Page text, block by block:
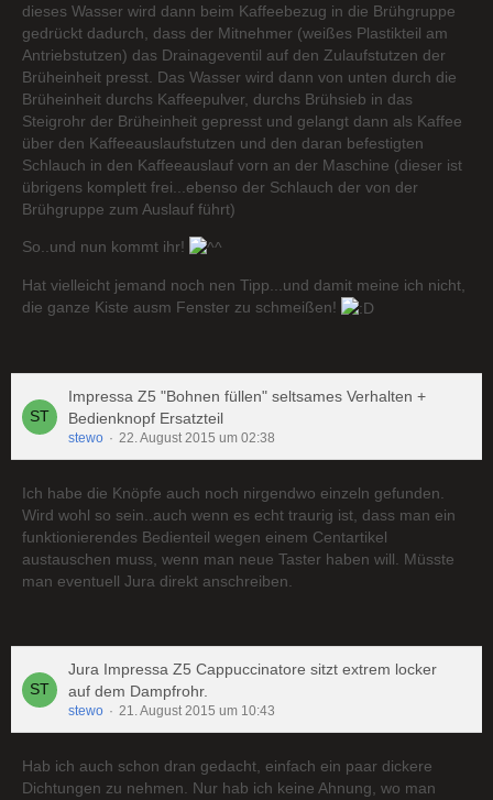
dieses Wasser wird dann beim Kaffeebezug in die Brühgruppe
gedrückt dadurch, dass der Mitnehmer (weißes Plastikteil am
Antriebstutzen) das Drainageventil auf den Zulaufstutzen der
Brüheinheit presst. Das Wasser wird dann von unten durch die
Brüheinheit durchs Kaffeepulver, durchs Brühsieb in das
Steigrohr der Brüheinheit gepresst und gelangt dann als Kaffee
über den Kaffeeauslaufstutzen und den daran befestigten
Schlauch in den Kaffeeauslauf vorn an der Maschine (dieser ist
übrigens komplett frei...ebenso der Schlauch der von der
Brühgruppe zum Auslauf führt)
So..und nun kommt ihr!
Hat vielleicht jemand noch nen Tipp...und damit meine ich nicht,
die ganze Kiste ausm Fenster zu schmeißen!
Impressa Z5 "Bohnen füllen" seltsames Verhalten +
Bedienknopf Ersatzteil
stewo 22. August 2015 um 02:38
Ich habe die Knöpfe auch noch nirgendwo einzeln gefunden.
Wird wohl so sein..auch wenn es echt traurig ist, dass man ein
funktionierendes Bedienteil wegen einem Centartikel
austauschen muss, wenn man neue Taster haben will. Müsste
man eventuell Jura direkt anschreiben.
Jura Impressa Z5 Cappuccinatore sitzt extrem locker
auf dem Dampfrohr.
stewo 21. August 2015 um 10:43
Hab ich auch schon dran gedacht, einfach ein paar dickere
Dichtungen zu nehmen. Nur hab ich keine Ahnung, wo man